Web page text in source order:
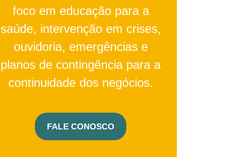
foco em educação para a
saúde, intervenção em crises,
ouvidoria, emergências e
planos de contingência para a
continuidade dos negócios.
FALE CONOSCO